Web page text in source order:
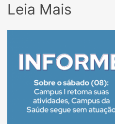
Leia Mais